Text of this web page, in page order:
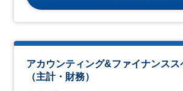
アカウンティング&ファイナンスス
（主計・財務）